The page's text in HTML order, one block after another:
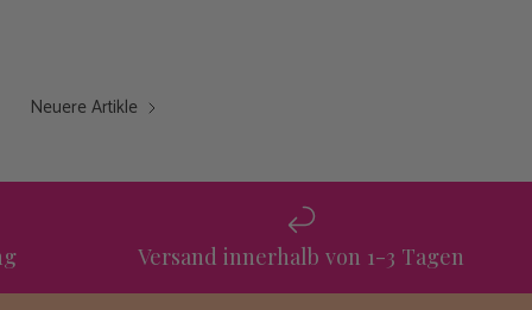
Neuere Artikle
Versand innerhalb von 1-3 Tagen